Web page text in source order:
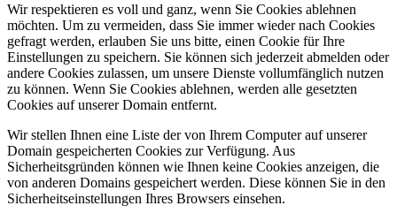
Wir respektieren es voll und ganz, wenn Sie Cookies ablehnen
möchten. Um zu vermeiden, dass Sie immer wieder nach Cookies
gefragt werden, erlauben Sie uns bitte, einen Cookie für Ihre
Einstellungen zu speichern. Sie können sich jederzeit abmelden oder
andere Cookies zulassen, um unsere Dienste vollumfänglich nutzen
zu können. Wenn Sie Cookies ablehnen, werden alle gesetzten
Cookies auf unserer Domain entfernt.
Wir stellen Ihnen eine Liste der von Ihrem Computer auf unserer
Domain gespeicherten Cookies zur Verfügung. Aus
Sicherheitsgründen können wie Ihnen keine Cookies anzeigen, die
von anderen Domains gespeichert werden. Diese können Sie in den
Sicherheitseinstellungen Ihres Browsers einsehen.